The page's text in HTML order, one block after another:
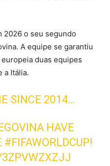
2026 o seu segundo
A equipe se garantiu
duas equipes
a Itália.
SINCE 2014…
HAVE
#FIFAWORLDCUP!